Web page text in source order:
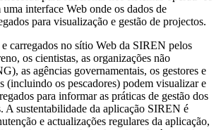
interface Web onde os dados de
para visualização e gestão de projectos.
carregados no sítio Web da SIREN pelos
os cientistas, as organizações não
as agências governamentais, os gestores e
(incluindo os pescadores) podem visualizar e
para informar as práticas de gestão dos
A sustentabilidade da aplicação SIREN é
e actualizações regulares da aplicação,